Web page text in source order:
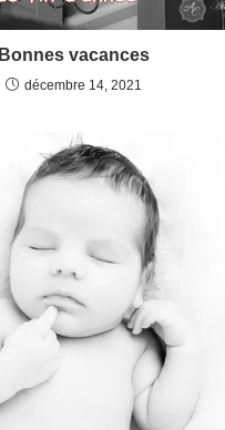
Bonnes vacances
décembre 14, 2021